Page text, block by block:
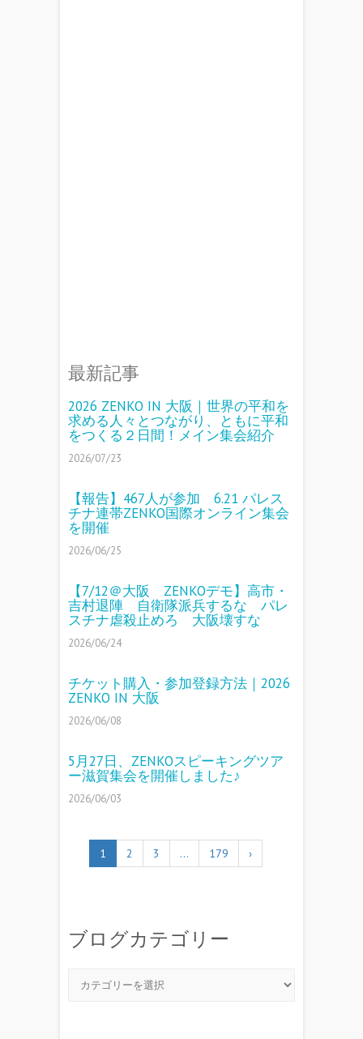
最新記事
2026 ZENKO IN 大阪｜世界の平和を
求める人々とつながり、ともに平和
をつくる２日間！メイン集会紹介
2026/07/23
【報告】467人が参加 6.21 パレス
チナ連帯ZENKO国際オンライン集会
を開催
2026/06/25
【7/12＠大阪 ZENKOデモ】高市・
吉村退陣 自衛隊派兵するな パレ
スチナ虐殺止めろ 大阪壊すな
2026/06/24
チケット購入・参加登録方法｜2026
ZENKO IN 大阪
2026/06/08
5月27日、ZENKOスピーキングツア
ー滋賀集会を開催しました♪
2026/06/03
1 2 3 … 179 ›
ブログカテゴリー